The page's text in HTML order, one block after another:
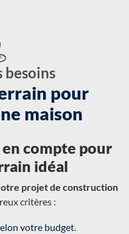
besoins
pour
maison
compte pour
idéal
projet de construction
critères :
votre budget.